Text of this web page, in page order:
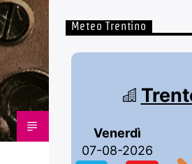
Meteo Trentino